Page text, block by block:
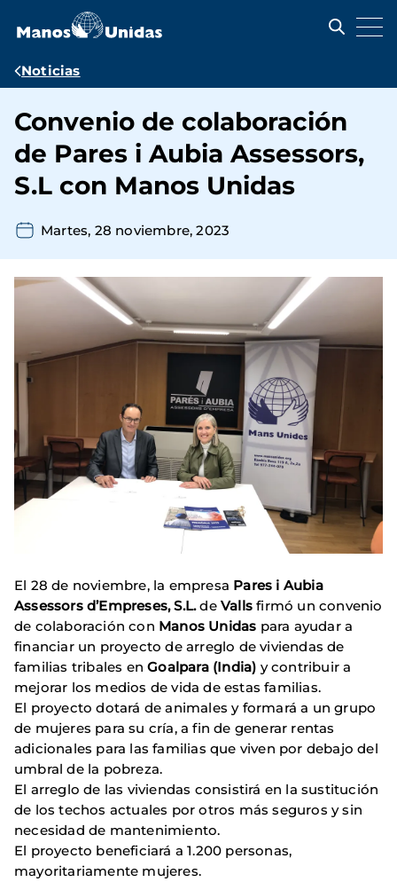
contenido
Ruta
navegación
Noticias
Convenio de colaboración
de Pares i Aubia Assessors,
S.L con Manos Unidas
Martes, 28 noviembre, 2023
El 28 de noviembre, la empresa Pares i Aubia
Assessors d’Empreses, S.L.deValls firmó un convenio
de colaboración con Manos Unidas para ayudar a
financiar un proyecto de arreglo de viviendas de
familias tribales enGoalpara (India) y contribuir a
mejorar los medios de vida de estas familias.
El proyecto dotará de animales y formará a un grupo
de mujeres para su cría, a fin de generar rentas
adicionales para las familias que viven por debajo del
umbral de la pobreza.
El arreglo de las viviendas consistirá en la sustitución
de los techos actuales por otros más seguros y sin
necesidad de mantenimiento.
El proyecto beneficiará a 1.200 personas,
mayoritariamente mujeres.